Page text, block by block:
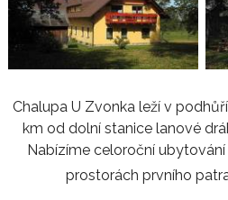
Chalupa U Zvonka leží v
km od dolní stanice lanové
Nabízíme celoroční
prostorách prvního